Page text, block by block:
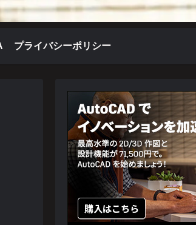
プライバシーポリシー